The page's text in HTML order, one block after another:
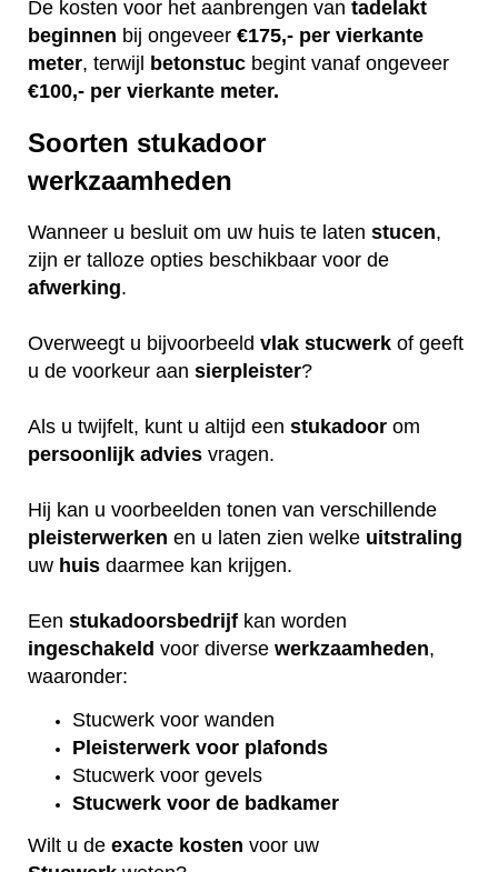
De kosten voor het aanbrengen van tadelakt
beginnen bij ongeveer €175,- per vierkante
meter, terwijl betonstuc begint vanaf ongeveer
€100,- per vierkante meter.
Soorten stukadoor
werkzaamheden
Wanneer u besluit om uw huis te laten stucen,
zijn er talloze opties beschikbaar voor de
afwerking.
Overweegt u bijvoorbeeld vlak stucwerk of geeft
u de voorkeur aan sierpleister?
Als u twijfelt, kunt u altijd een stukadoor om
persoonlijk advies vragen.
Hij kan u voorbeelden tonen van verschillende
pleisterwerken en u laten zien welke uitstraling
uw huis daarmee kan krijgen.
Een stukadoorsbedrijf kan worden
ingeschakeld voor diverse werkzaamheden,
waaronder:
Stucwerk voor wanden
Pleisterwerk voor plafonds
Stucwerk voor gevels
Stucwerk voor de badkamer
Wilt u de exacte kosten voor uw